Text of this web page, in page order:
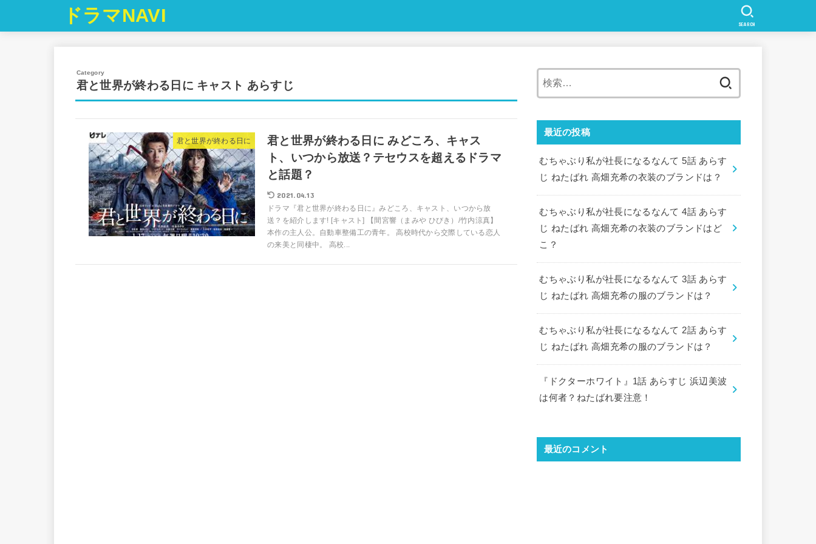
ドラマNAVI SEARCH
君と世界が終わる日に キャスト あらすじ
君と世界が終わる日に
君と世界が終わる日に みどころ、キャス
ト、いつから放送？テセウスを超えるドラマ
と話題？
2021.04.13
ドラマ『君と世界が終わる日に』みどころ、キャスト、いつから放
送？を紹介します! [キャスト] 【間宮響（まみや ひびき）/竹内涼真】
本作の主人公。自動車整備工の青年。 高校時代から交際している恋人
の来美と同棲中。 高校...
最近の投稿
むちゃぶり私が社長になるなんて 5話 あらす
じ ねたばれ 高畑充希の衣装のブランドは？
むちゃぶり私が社長になるなんて 4話 あらす
じ ねたばれ 高畑充希の衣装のブランドはど
こ？
むちゃぶり私が社長になるなんて 3話 あらす
じ ねたばれ 高畑充希の服のブランドは？
むちゃぶり私が社長になるなんて 2話 あらす
じ ねたばれ 高畑充希の服のブランドは？
『ドクターホワイト』1話 あらすじ 浜辺美波
は何者？ねたばれ要注意！
最近のコメント